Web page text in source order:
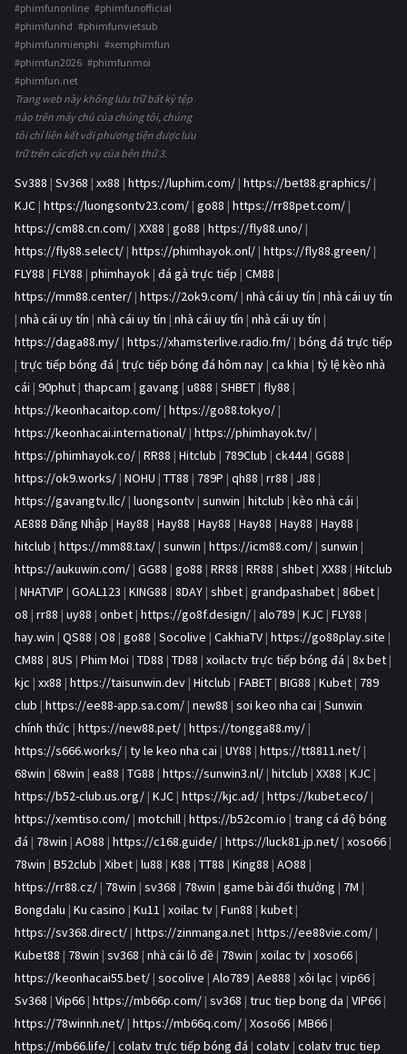
#phimfunonline #phimfunofficial
#phimfunhd #phimfunvietsub
#phimfunmienphi #xemphimfun
#phimfun2026 #phimfunmoi
#phimfun.net
Trang web này không lưu trữ bất kỳ tệp
nào trên máy chủ của chúng tôi, chúng
tôi chỉ liên kết với phương tiện được lưu
trữ trên các dịch vụ của bên thứ 3.
Sv388 | Sv368 | xx88 | https://luphim.com/ | https://bet88.graphics/ |
KJC | https://luongsontv23.com/ | go88 | https://rr88pet.com/ |
https://cm88.cn.com/ | XX88 | go88 | https://fly88.uno/ |
https://fly88.select/ | https://phimhayok.onl/ | https://fly88.green/ |
FLY88 | FLY88 | phimhayok | đá gà trực tiếp | CM88 |
https://mm88.center/ | https://2ok9.com/ | nhà cái uy tín | nhà cái uy tín
| nhà cái uy tín | nhà cái uy tín | nhà cái uy tín | nhà cái uy tín |
https://daga88.my/ | https://xhamsterlive.radio.fm/ | bóng đá trực tiếp
| trực tiếp bóng đá | trực tiếp bóng đá hôm nay | ca khia | tỷ lệ kèo nhà
cái | 90phut | thapcam | gavang | u888 | SHBET | fly88 |
https://keonhacaitop.com/ | https://go88.tokyo/ |
https://keonhacai.international/ | https://phimhayok.tv/ |
https://phimhayok.co/ | RR88 | Hitclub | 789Club | ck444| GG88 |
https://ok9.works/ | NOHU | TT88 | 789P | qh88 | rr88 | J88 |
https://gavangtv.llc/ | luongsontv | sunwin | hitclub | kèo nhà cái |
AE888 Đăng Nhập | Hay88 | Hay88 | Hay88 | Hay88 | Hay88 | Hay88 |
hitclub | https://mm88.tax/ | sunwin | https://icm88.com/ | sunwin |
https://aukuwin.com/ | GG88 | go88 | RR88 | RR88 | shbet | XX88 | Hitclub
| NHATVIP | GOAL123 | KING88 | 8DAY | shbet | grandpashabet | 86bet |
o8 | rr88 | uy88 | onbet | https://go8f.design/ | alo789 | KJC | FLY88 |
hay.win | QS88 | O8 | go88 | Socolive | CakhiaTV | https://go88play.site |
CM88 | 8US | Phim Moi | TD88 | TD88 | xoilactv trực tiếp bóng đá | 8x bet |
kjc | xx88 | https://taisunwin.dev | Hitclub | FABET | BIG88 | Kubet | 789
club | https://ee88-app.sa.com/ | new88 | soi keo nha cai | Sunwin
chính thức | https://new88.pet/ | https://tongga88.my/ |
https://s666.works/ | ty le keo nha cai | UY88 | https://tt8811.net/ |
68win | 68win | ea88 | TG88 | https://sunwin3.nl/ | hitclub | XX88 | KJC |
https://b52-club.us.org/ | KJC | https://kjc.ad/ | https://kubet.eco/ |
https://xemtiso.com/ | motchill | https://b52com.io | trang cá độ bóng
đá | 78win | AO88 | https://c168.guide/ | https://luck81.jp.net/ | xoso66 |
78win | B52club | Xibet | lu88 | K88 | TT88 | King88 | AO88 |
https://rr88.cz/ | 78win | sv368 | 78win | game bài đổi thưởng | 7M |
Bongdalu | Ku casino | Ku11 | xoilac tv | Fun88 | kubet |
https://sv368.direct/ | https://zinmanga.net | https://ee88vie.com/ |
Kubet88 | 78win | sv368 | nhà cái lô đề | 78win | xoilac tv | xoso66 |
https://keonhacai55.bet/ | socolive | Alo789 | Ae888 | xôi lạc | vip66 |
Sv368 | Vip66 | https://mb66p.com/ | sv368 | truc tiep bong da | VIP66 |
https://78winnh.net/ | https://mb66q.com/ | Xoso66 | MB66 |
https://mb66.life/ | colatv trực tiếp bóng đá | colatv | colatv truc tiep